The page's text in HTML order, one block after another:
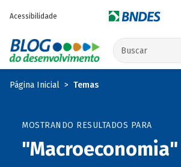
Acessibilidade
Buscar no site
Página Inicial Temas
MOSTRANDO RESULTADOS PARA
"Macroeconomia"